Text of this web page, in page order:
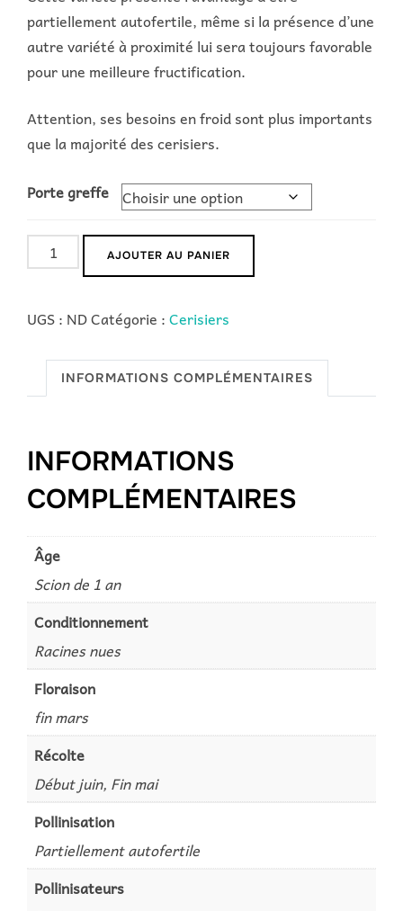
partiellement autofertile, même si la présence d’une
autre variété à proximité lui sera toujours favorable
pour une meilleure fructification.
Attention, ses besoins en froid sont plus importants
que la majorité des cerisiers.
Porte greffe
quantité
de
AJOUTER AU PANIER
UGS : NDCatégorie :Cerisiers
INFORMATIONS COMPLÉMENTAIRES
INFORMATIONS
COMPLÉMENTAIRES
Âge
Scion de 1 an
Conditionnement
Racines nues
Floraison
fin mars
Récolte
Début juin, Fin mai
Pollinisation
Partiellement autofertile
Pollinisateurs